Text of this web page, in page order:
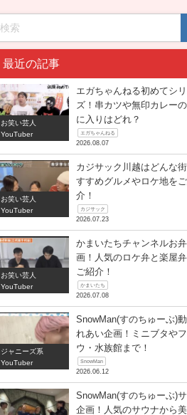
最近の記事
お笑い芸人
YouTuber
エガちゃんねる初めてシ
ズ！串カツや無印カレー
に入りはどれ？
エガちゃんねる
2026.08.07
お笑い芸人
YouTuber
カジサック川越はどんな
すすめグルメやロケ地を
介！
カジサック
2026.07.23
お笑い芸人
YouTuber
かまいたちチャンネルお
画！人気のロケ弁と楽屋
ご紹介！
かまいたち
2026.07.08
ジャニーズ系
YouTuber
SnowMan(すのちゅーぶ)
れあい企画！ミニブタや
ウ・水族館まで！
SnowMan
2026.06.12
SnowMan(すのちゅーぶ)
企画！人気のサウナから